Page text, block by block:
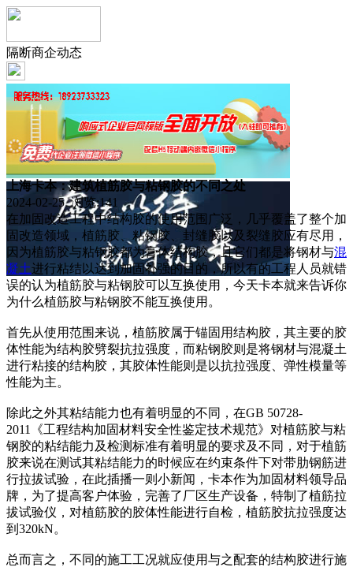
隔断商企动态
上海卡本：建筑植筋胶与粘钢胶的不同之处
2024-02-25 浏览:141
在加固改造工程中结构胶的使用范围广泛，几乎覆盖了整个加
固改造领域，植筋胶、粘钢胶、封缝胶以及裂缝胶应有尽用，
因为植筋胶与粘钢胶都为膏体结构胶，且它们都是将钢材与混
凝土进行粘结以达到加固补强的目的，所以有的工程人员就错
误的认为植筋胶与粘钢胶可以互换使用，今天卡本就来告诉你
为什么植筋胶与粘钢胶不能互换使用。
首先从使用范围来说，植筋胶属于锚固用结构胶，其主要的胶
体性能为结构胶劈裂抗拉强度，而粘钢胶则是将钢材与混凝土
进行粘接的结构胶，其胶体性能则是以抗拉强度、弹性模量等
性能为主。
除此之外其粘结能力也有着明显的不同，在GB 50728-
2011《工程结构加固材料安全性鉴定技术规范》对植筋胶与粘
钢胶的粘结能力及检测标准有着明显的要求及不同，对于植筋
胶来说在测试其粘结能力的时候应在约束条件下对带肋钢筋进
行拉拔试验，在此插播一则小新闻，卡本作为加固材料领导品
牌，为了提高客户体验，完善了厂区生产设备，特制了植筋拉
拔试验仪，对植筋胶的胶体性能进行自检，植筋胶抗拉强度达
到320kN。
总而言之，不同的施工工况就应使用与之配套的结构胶进行施